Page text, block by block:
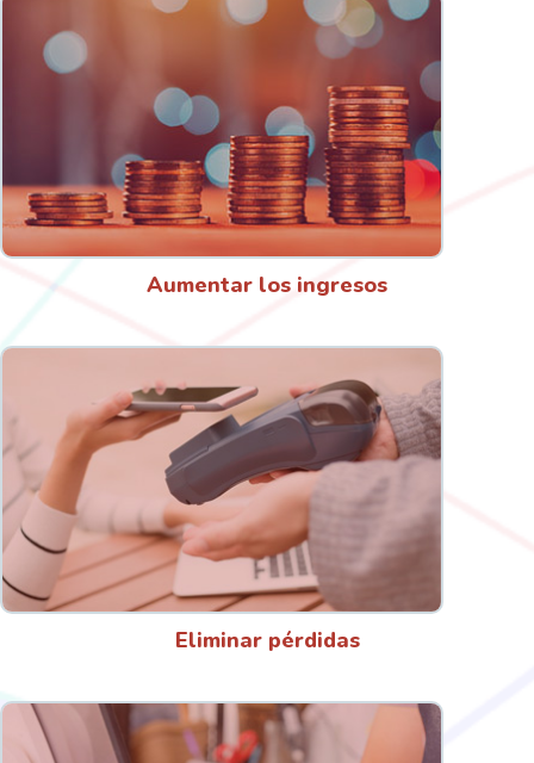
Aumentar los ingresos
Eliminar pérdidas